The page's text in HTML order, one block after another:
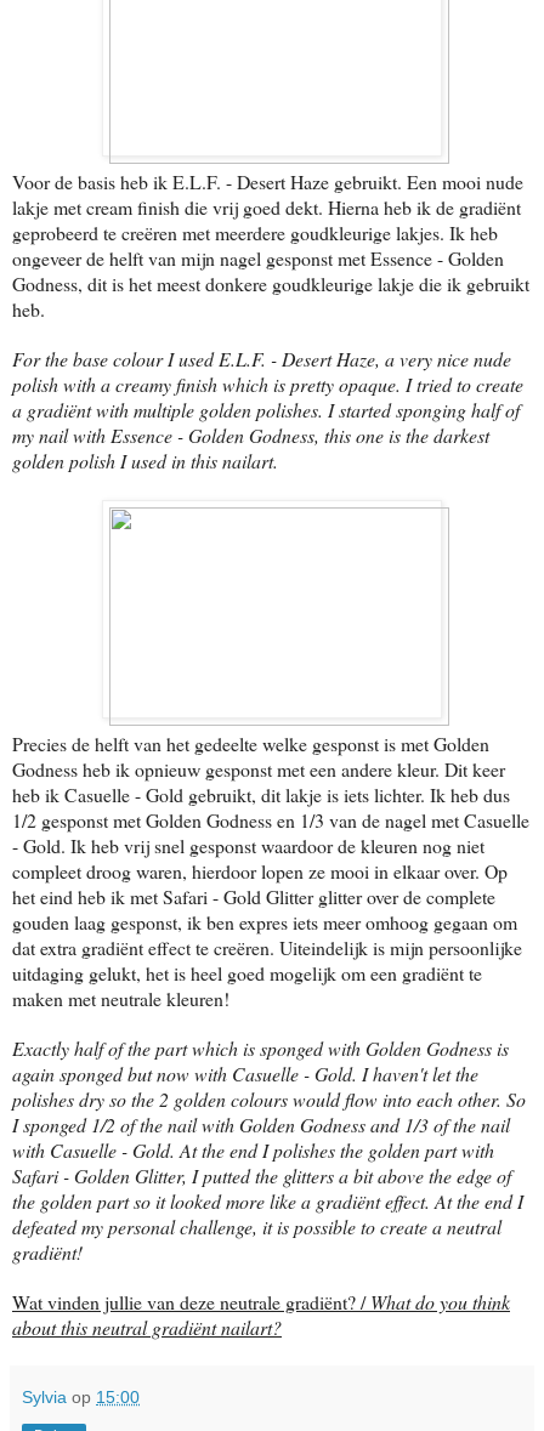
Voor de basis heb ik E.L.F. - Desert Haze gebruikt. Een mooi nude
lakje met cream finish die vrij goed dekt. Hierna heb ik de gradiënt
geprobeerd te creëren met meerdere goudkleurige lakjes. Ik heb
ongeveer de helft van mijn nagel gesponst met Essence - Golden
Godness, dit is het meest donkere goudkleurige lakje die ik gebruikt
heb.
For the base colour I used E.L.F. - Desert Haze, a very nice nude
polish with a creamy finish which is pretty opaque. I tried to create
a gradiënt with multiple golden polishes. I started sponging half of
my nail with Essence - Golden Godness, this one is the darkest
golden polish I used in this nailart.
Precies de helft van het gedeelte welke gesponst is met Golden
Godness heb ik opnieuw gesponst met een andere kleur. Dit keer
heb ik Casuelle - Gold gebruikt, dit lakje is iets lichter. Ik heb dus
1/2 gesponst met Golden Godness en 1/3 van de nagel met Casuelle
- Gold. Ik heb vrij snel gesponst waardoor de kleuren nog niet
compleet droog waren, hierdoor lopen ze mooi in elkaar over. Op
het eind heb ik met Safari - Gold Glitter glitter over de complete
gouden laag gesponst, ik ben expres iets meer omhoog gegaan om
dat extra gradiënt effect te creëren. Uiteindelijk is mijn persoonlijke
uitdaging gelukt, het is heel goed mogelijk om een gradiënt te
maken met neutrale kleuren!
Exactly half of the part which is sponged with Golden Godness is
again sponged but now with Casuelle - Gold. I haven't let the
polishes dry so the 2 golden colours would flow into each other. So
I sponged 1/2 of the nail with Golden Godness and 1/3 of the nail
with Casuelle - Gold. At the end I polishes the golden part with
Safari - Golden Glitter, I putted the glitters a bit above the edge of
the golden part so it looked more like a gradiënt effect. At the end I
defeated my personal challenge, it is possible to create a neutral
gradiënt!
Wat vinden jullie van deze neutrale gradiënt? /What do you think
about this neutral gradiënt nailart?
Sylvia op 15:00